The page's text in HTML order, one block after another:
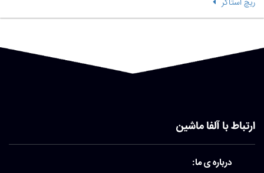
ریچ استاکر
ارتباط با آلفا ماشین
درباره ی ما: